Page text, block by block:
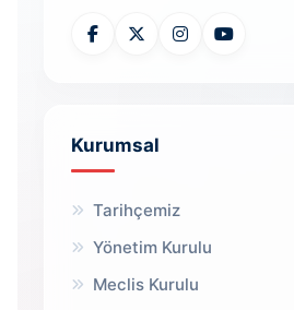
Kurumsal
Tarihçemiz
Yönetim Kurulu
Meclis Kurulu